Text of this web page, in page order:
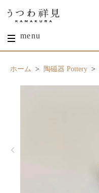
menu
ホーム > 陶磁器 Pottery >